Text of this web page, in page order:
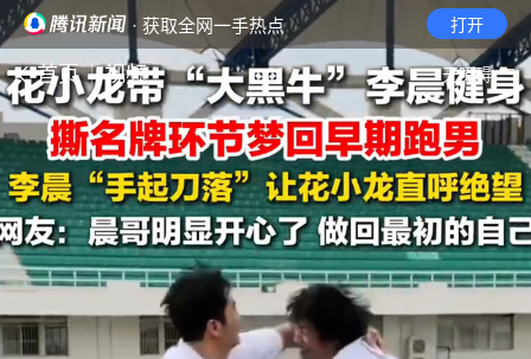
· 获取全网一手热点 打开
首页 视频 无障碍